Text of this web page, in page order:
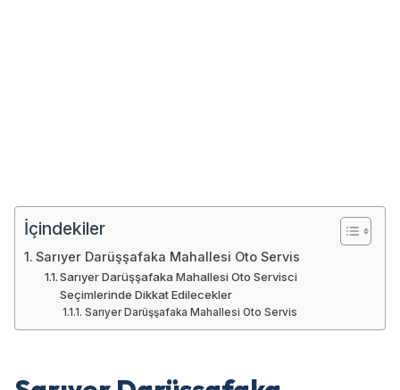
İçindekiler
Sarıyer Darüşşafaka Mahallesi Oto Servis
Sarıyer Darüşşafaka Mahallesi Oto Servisci
Seçimlerinde Dikkat Edilecekler
Sarıyer Darüşşafaka Mahallesi Oto Servis